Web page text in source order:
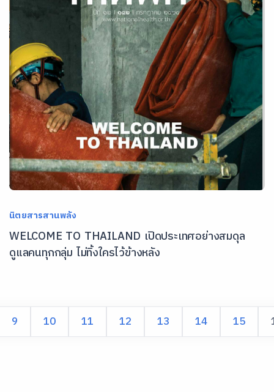
นิตยสารสานพลัง
WELCOME TO THAILAND เปิดประเทศอย่างสมดุล
ดูแลคนทุกกลุ่ม ไม่ทิ้งใครไว้ข้างหลัง
9 10 11 12 13 14 15